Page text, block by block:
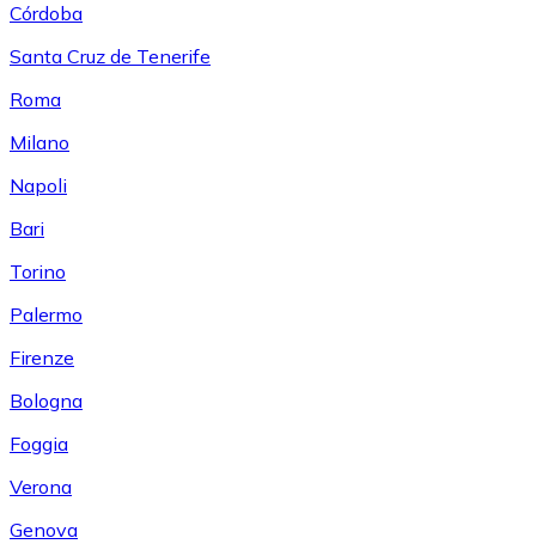
Córdoba
Santa Cruz de Tenerife
Roma
Milano
Napoli
Bari
Torino
Palermo
Firenze
Bologna
Foggia
Verona
Genova